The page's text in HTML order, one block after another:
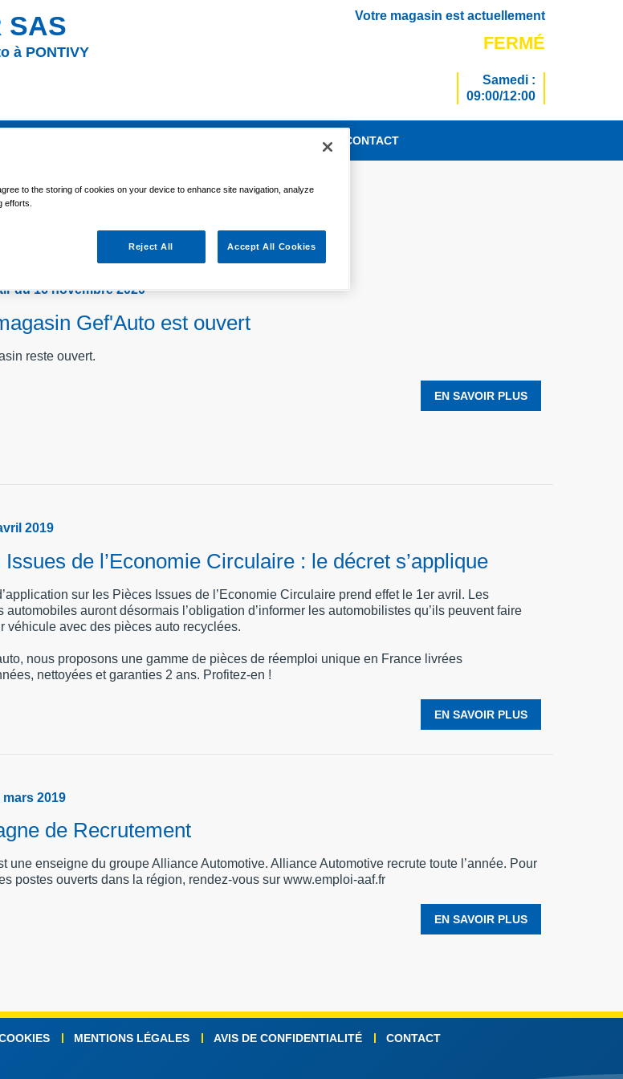
SAS
à PONTIVY
Votre magasin est actuellement
FERMÉ
Samedi :
09:00/12:00
CONTACT
du 16 novembre 2020
Gef'Auto est ouvert
reste ouvert.
EN SAVOIR PLUS
2019
Issues de l’Economie Circulaire : le décret s’applique
sur les Pièces Issues de l’Economie Circulaire prend effet le 1er avril. Les
automobiles auront désormais l’obligation d’informer les automobilistes qu’ils peuvent faire
véhicule avec des pièces auto recyclées.
nous proposons une gamme de pièces de réemploi unique en France livrées
nettoyées et garanties 2 ans. Profitez-en !
EN SAVOIR PLUS
mars 2019
de Recrutement
une enseigne du groupe Alliance Automotive. Alliance Automotive recrute toute l’année. Pour
postes ouverts dans la région, rendez-vous sur www.emploi-aaf.fr
EN SAVOIR PLUS
MENTIONS LÉGALES AVIS DE CONFIDENTIALITÉ CONTACT
to the storing of cookies on your device to enhance site navigation, analyze
efforts.
Reject All Accept All Cookies